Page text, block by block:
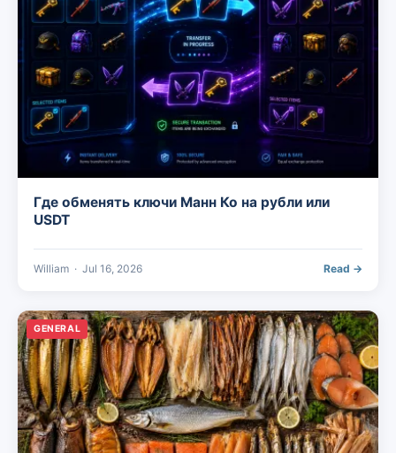
Где обменять ключи Манн Ко на рубли или
USDT
William · Jul 16, 2026 Read →
GENERAL